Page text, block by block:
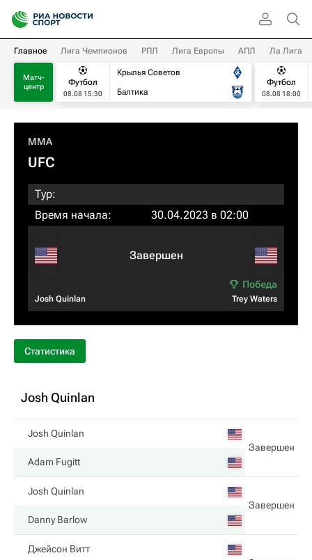
Главное Лига Чемпионов РПЛ Лига Европы АПЛ Ла Лига
Матч-
центр
Футбол
08.08 15:30
Крылья Советов
Балтика
Футбол
08.08 18:00
MMA
UFC
Тур:
Время начала:
30.04.2023 в 02:00
Josh Quinlan
Завершен
Trey Waters
Статистика
Josh Quinlan
Josh Quinlan
Завершен
Adam Fugitt
Josh Quinlan
Завершен
Danny Barlow
Джейсон Витт